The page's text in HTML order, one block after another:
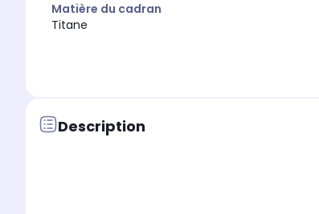
Matière du cadran
Titane
Description